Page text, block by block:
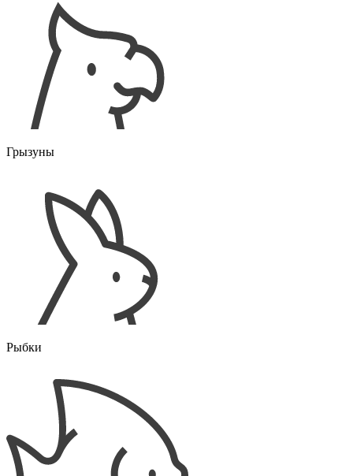
Грызуны
Рыбки